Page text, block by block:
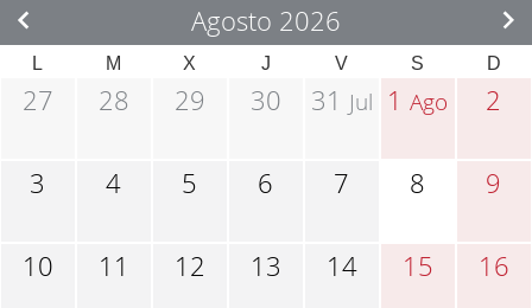
Agosto 2026
L M X J V S D
27 28 29 30 31 Jul 1Ago 2
3 4 5 6 7 8 9
10 11 12 13 14 15 16